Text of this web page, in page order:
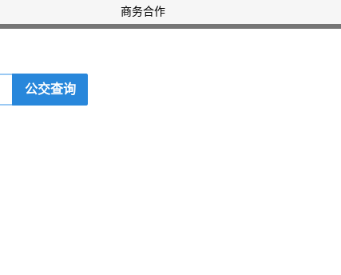
商务合作
公交查询